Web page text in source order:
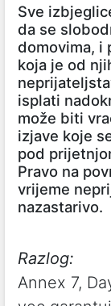
Sve
da se
domovima, i
koja je od
isplati
može biti
izjave koje
pod
Pravo na
vrijeme
nazastarivo.
Razlog:
Annex 7,